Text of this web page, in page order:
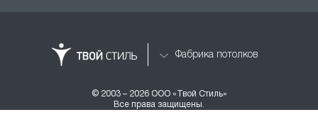
Фабрика потолков
© 2003 – 2026 ООО «Твой Стиль»
Все права защищены.